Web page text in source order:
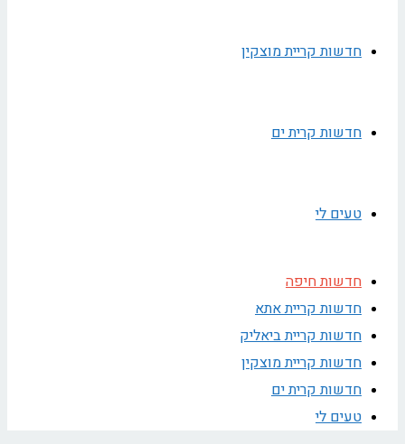
חדשות קריית מוצקין
חדשות קרית ים
טעים לי
חדשות חיפה
חדשות קריית אתא
חדשות קריית ביאליק
חדשות קריית מוצקין
חדשות קרית ים
טעים לי